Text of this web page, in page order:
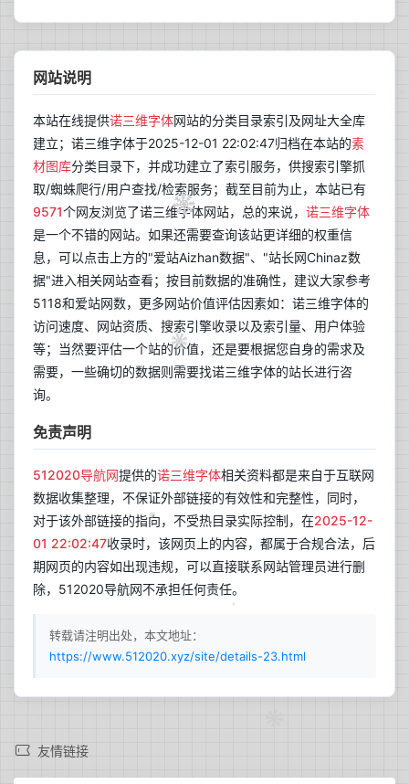
网站说明
本站在线提供诺三维字体网站的分类目录索引及网址大全库
建立；诺三维字体于2025-12-01 22:02:47归档在本站的素
材图库分类目录下，并成功建立了索引服务，供搜索引擎抓
取/蜘蛛爬行/用户查找/检索服务；截至目前为止，本站已有
9571个网友浏览了诺三维字体网站，总的来说， 诺三维字体
是一个不错的网站。如果还需要查询该站更详细的权重信
息，可以点击上方的"爱站Aizhan数据"、"站长网Chinaz数
据"进入相关网站查看；按目前数据的准确性，建议大家参考
5118和爱站网数，更多网站价值评估因素如：诺三维字体的
访问速度、网站资质、搜索引擎收录以及索引量、用户体验
等；当然要评估一个站的价值，还是要根据您自身的需求及
需要，一些确切的数据则需要找诺三维字体的站长进行咨
询。
免责声明
512020导航网提供的诺三维字体相关资料都是来自于互联网
数据收集整理，不保证外部链接的有效性和完整性，同时，
对于该外部链接的指向，不受热目录实际控制，在2025-12-
01 22:02:47收录时，该网页上的内容，都属于合规合法，后
期网页的内容如出现违规，可以直接联系网站管理员进行删
除，512020导航网不承担任何责任。
转载请注明出处，本文地址：
https://www.512020.xyz/site/details-23.html
友情链接33